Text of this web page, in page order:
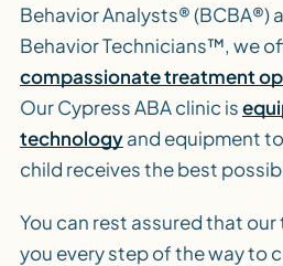
Behavior Analysts® (BCBA®)
Behavior Technicians™, we
compassionate treatment
Our Cypress ABA clinic is
technologyand equipment
child receives the best
You can rest assured that
you every step of the way to